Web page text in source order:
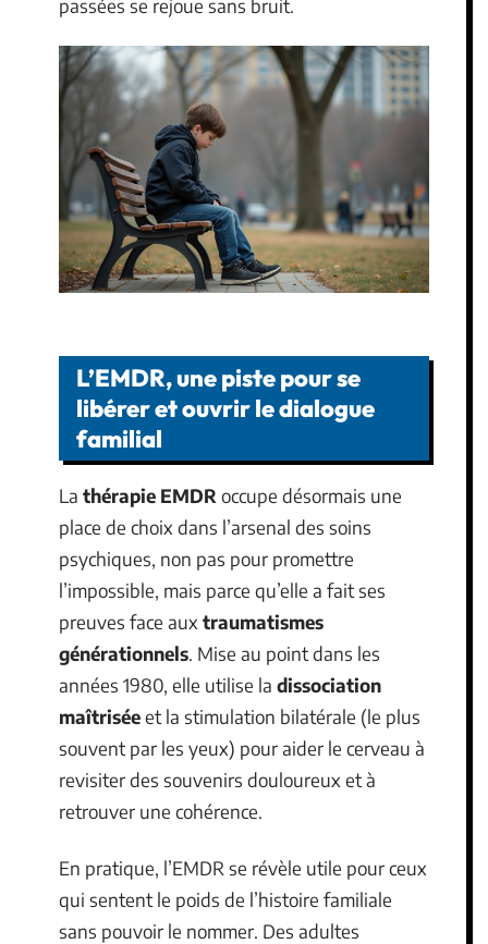
passées se rejoue sans bruit.
L’EMDR, une piste pour se
libérer et ouvrir le dialogue
familial
La thérapie EMDR occupe désormais une
place de choix dans l’arsenal des soins
psychiques, non pas pour promettre
l’impossible, mais parce qu’elle a fait ses
preuves face aux traumatismes
générationnels. Mise au point dans les
années 1980, elle utilise la dissociation
maîtriséeet la stimulation bilatérale (le plus
souvent par les yeux) pour aider le cerveau à
revisiter des souvenirs douloureux et à
retrouver une cohérence.
En pratique, l’EMDR se révèle utile pour ceux
qui sentent le poids de l’histoire familiale
sans pouvoir le nommer. Des adultes